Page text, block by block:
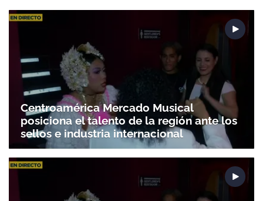
Centroamérica Mercado Musical
posiciona el talento de la región ante los
sellos e industria internacional